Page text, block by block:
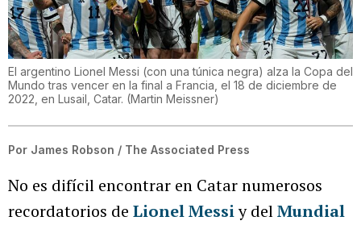
El argentino Lionel Messi (con una túnica negra) alza la Copa del
Mundo tras vencer en la final a Francia, el 18 de diciembre de
2022, en Lusail, Catar. (Martin Meissner)
Por James Robson / The Associated Press
No es difícil encontrar en Catar numerosos
recordatorios de Lionel Messiy delMundial